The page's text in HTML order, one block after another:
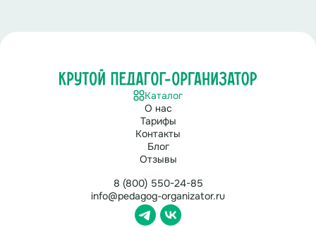
Каталог
О нас
Тарифы
Контакты
Блог
Отзывы
8 (800) 550-24-85
info@pedagog-organizator.ru